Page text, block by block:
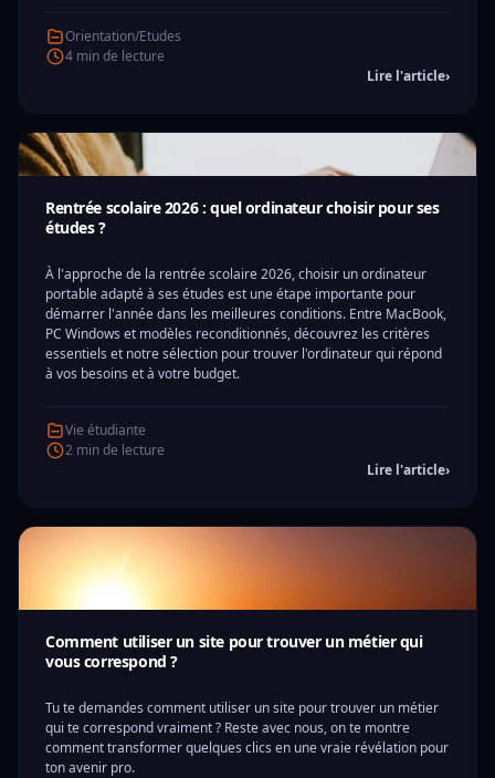
Orientation/Etudes
4 min de lecture
Lire l'article›
Rentrée scolaire 2026 : quel ordinateur choisir pour ses
études ?
À l'approche de la rentrée scolaire 2026, choisir un ordinateur
portable adapté à ses études est une étape importante pour
démarrer l'année dans les meilleures conditions. Entre MacBook,
PC Windows et modèles reconditionnés, découvrez les critères
essentiels et notre sélection pour trouver l'ordinateur qui répond
à vos besoins et à votre budget.
Vie étudiante
2 min de lecture
Lire l'article›
Comment utiliser un site pour trouver un métier qui
vous correspond ?
Tu te demandes comment utiliser un site pour trouver un métier
qui te correspond vraiment ? Reste avec nous, on te montre
comment transformer quelques clics en une vraie révélation pour
ton avenir pro.